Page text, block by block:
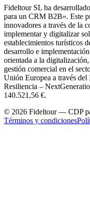
Fideltour SL ha
para un CRM B2B». Este
innovadores a través de la
implementar y digitalizar
establecimientos turísticos
desarrollo e
orientada a la
gestión comercial en el
Unión Europea a través
Resiliencia –
140.521,56 €.
© 2026 Fideltour — CDP
Términos y condiciones